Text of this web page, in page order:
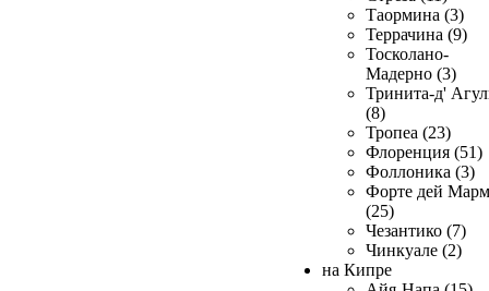
Таормина (3)
Террачина (9)
Тосколано-
Мадерно (3)
Тринита-д'
(8)
Тропеа (23)
Флоренция (51)
Фоллоника (3)
Форте дей
(25)
Чезантико (7)
Чинкуале (2)
на Кипре